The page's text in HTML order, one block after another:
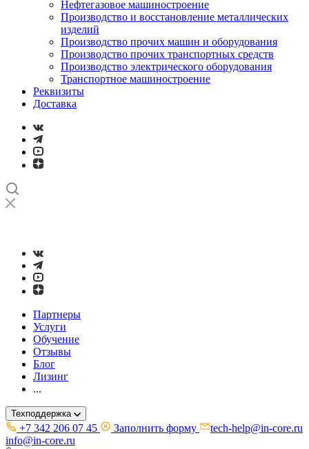
Нефтегазовое машиностроение
Производство и восстановление металлических
изделий
Производство прочих машин и оборудования
Производство прочих транспортных средств
Производство электрического оборудования
Транспортное машиностроение
Реквизиты
Доставка
Партнеры
Услуги
Обучение
Отзывы
Блог
Лизинг
...
Техподдержка
+7 342 206 07 45 Заполнить форму
tech-help@in-core.ru
info@in-core.ru